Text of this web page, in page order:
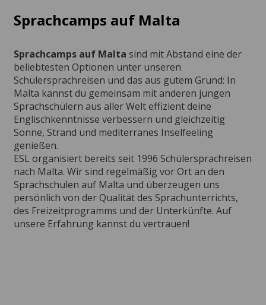
Sprachcamps auf Malta
Sprachcamps auf Malta sind mit Abstand eine der
beliebtesten Optionen unter unseren
Schülersprachreisen und das aus gutem Grund: In
Malta kannst du gemeinsam mit anderen jungen
Sprachschülern aus aller Welt effizient deine
Englischkenntnisse verbessern und gleichzeitig
Sonne, Strand und mediterranes Inselfeeling
genießen.
ESL organisiert bereits seit 1996 Schülersprachreisen
nach Malta. Wir sind regelmäßig vor Ort an den
Sprachschulen auf Malta und überzeugen uns
persönlich von der Qualität des Sprachunterrichts,
des Freizeitprogramms und der Unterkünfte. Auf
unsere Erfahrung kannst du vertrauen!